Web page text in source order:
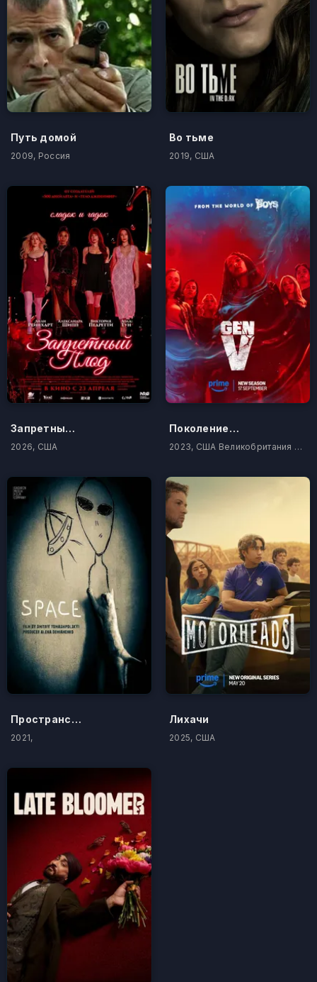
Путь домой
2009, Россия
Во тьме
2019, США
Запретный плод
2026, США
Поколение «Ви»
2023, США Великобритания Канада
Пространство
2021,
Лихачи
2025, США